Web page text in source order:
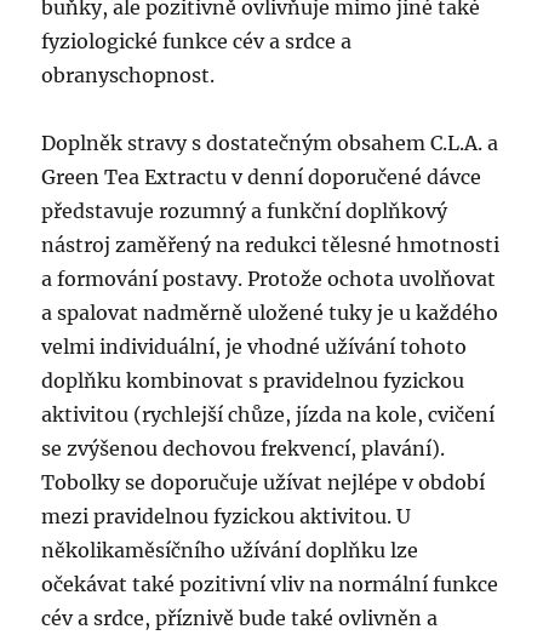
buňky, ale pozitivně ovlivňuje mimo jiné také
fyziologické funkce cév a srdce a
obranyschopnost.
Doplněk stravy s dostatečným obsahem C.L.A. a
Green Tea Extractu v denní doporučené dávce
představuje rozumný a funkční doplňkový
nástroj zaměřený na redukci tělesné hmotnosti
a formování postavy. Protože ochota uvolňovat
a spalovat nadměrně uložené tuky je u každého
velmi individuální, je vhodné užívání tohoto
doplňku kombinovat s pravidelnou fyzickou
aktivitou (rychlejší chůze, jízda na kole, cvičení
se zvýšenou dechovou frekvencí, plavání).
Tobolky se doporučuje užívat nejlépe v období
mezi pravidelnou fyzickou aktivitou. U
několikaměsíčního užívání doplňku lze
očekávat také pozitivní vliv na normální funkce
cév a srdce, příznivě bude také ovlivněn a